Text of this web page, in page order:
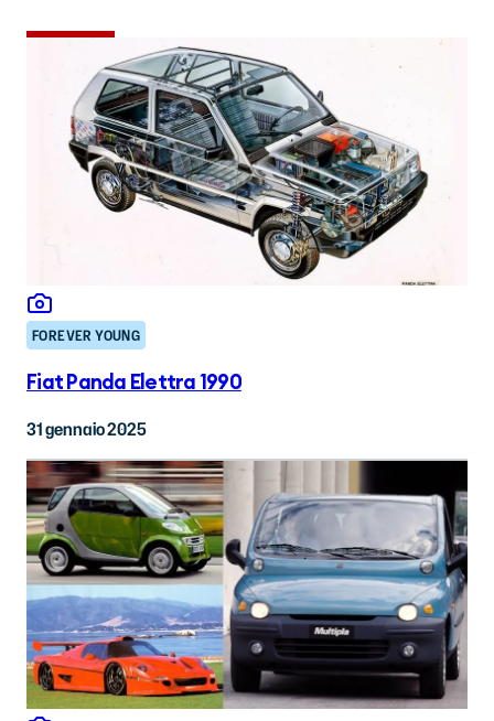
FOREVER YOUNG
Fiat Panda Elettra 1990
31 gennaio 2025